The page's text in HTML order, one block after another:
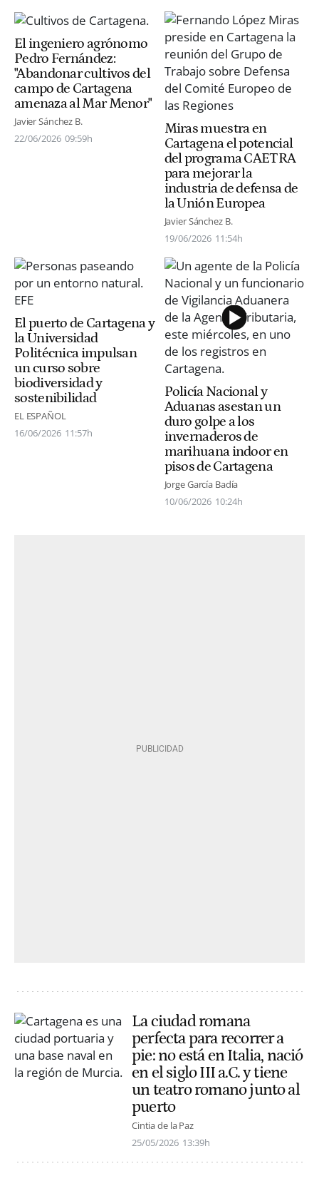
El ingeniero agrónomo
Pedro Fernández:
"Abandonar cultivos del
campo de Cartagena
amenaza al Mar Menor"
Javier Sánchez B.
22/06/2026 09:59h
Miras muestra en
Cartagena el potencial
del programa CAETRA
para mejorar la
industria de defensa de
la Unión Europea
Javier Sánchez B.
19/06/2026 11:54h
El puerto de Cartagena y
la Universidad
Politécnica impulsan
un curso sobre
biodiversidad y
sostenibilidad
EL ESPAÑOL
16/06/2026 11:57h
Policía Nacional y
Aduanas asestan un
duro golpe a los
invernaderos de
marihuana indoor en
pisos de Cartagena
Jorge García Badía
10/06/2026 10:24h
La ciudad romana
perfecta para recorrer a
pie: no está en Italia, nació
en el siglo III a.C. y tiene
un teatro romano junto al
puerto
Cintia de la Paz
25/05/2026 13:39h